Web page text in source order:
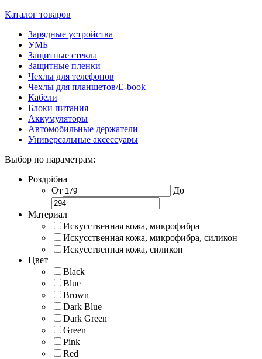
Каталог товаров
Зарядные устройства
УМБ
Защитные стекла
Защитные пленки
Чехлы для телефонов
Чехлы для планшетов/E-book
Кабели
Блоки питания
Аккумуляторы
Автомобильные держатели
Универсальные аксессуары
Выбор по параметрам:
Роздрібна
От
До
Материал
Искусственная кожа, микрофибра
Искусственная кожа, микрофибра, силикон
Искусственная кожа, силикон
Цвет
Black
Blue
Brown
Dark Blue
Dark Green
Green
Pink
Red